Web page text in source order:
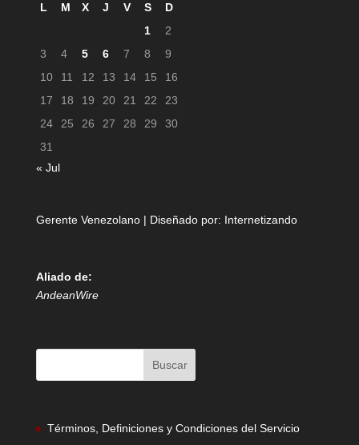
L M X J V S
D
1
2
3
4 5 6 7 8
9
10
11 12 13 14 15
16
17
18 19 20 21 22
23
24
25 26 27 28 29
30
31
« Jul
Gerente Venezolano | Diseñado por: Internetizando
Aliado de:
AndeanWire
Términos, Definiciones y Condiciones del Servicio